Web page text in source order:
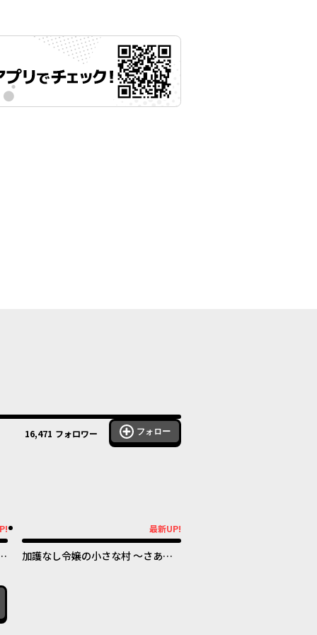
16,471 フォロワー フォロー
最新UP!
加護なし令嬢の小さな村 ～さあ、